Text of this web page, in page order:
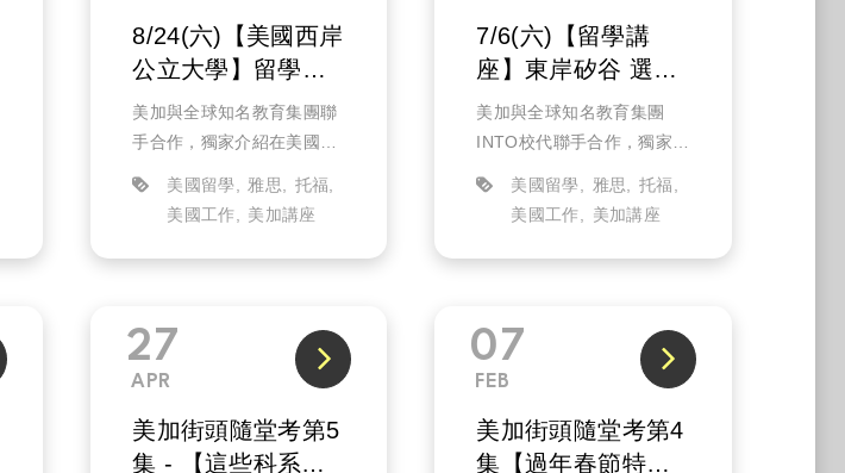
8/24(六)【美國西岸
公立大學】留學資
訊日(實體)
美加與全球知名教育集團聯
手合作，獨家介紹在美國西
擇，幫助你實現畢業後留在
美國留學 雅思
托福
美國工作
美加講座
7/6(六)【留學講
座】東岸矽谷 選擇
GEORGE MASON
優勢解析(實體)
美加與全球知名教育集團
INTO校代聯手合作，獨家分
入學申請介紹，更解析有哪
美國留學 雅思
托福
美國工作
美加講座
27
APR
美加街頭隨堂考第5
集 - 【這些科系的
07
FEB
美加街頭隨堂考第4
集【過年春節特